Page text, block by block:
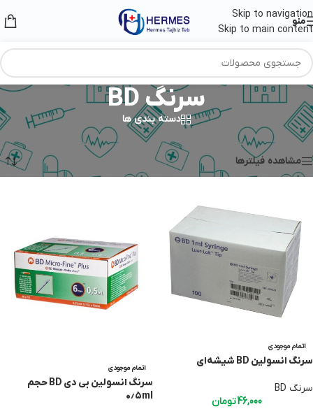
Skip to navigation
Skip to main content
منو
سرنگ BD
دسته بندی ها
خانه/تزریقات/سرنگ BD نمایش همه 3 نتیجه
مشاهده فیلترها
اتمام موجودی
سرنگ انسولین BD شیشه‌ای
سرنگ BD
46,000تومان
اتمام موجودی
سرنگ انسولین بی دی BD حجم
۰٫۵ml